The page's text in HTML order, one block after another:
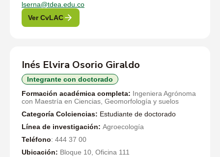
lserna@tdea.edu.co
Ver CvLAC
Inés Elvira Osorio Giraldo
Integrante con doctorado
Formación académica completa: Ingeniera Agrónoma
con Maestría en Ciencias, Geomorfología y suelos
Categoría Colciencias: Estudiante de doctorado
Línea de investigación: Agroecología
Teléfono: 444 37 00
Ubicación: Bloque 10, Oficina 111